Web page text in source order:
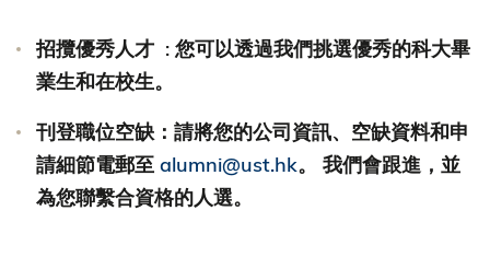
招攬優秀人才 : 您可以透過我們挑選優秀的科大畢
業生和在校生。
刊登職位空缺：請將您的公司資訊、空缺資料和申
請細節電郵至 alumni@ust.hk。 我們會跟進，並
為您聯繫合資格的人選。